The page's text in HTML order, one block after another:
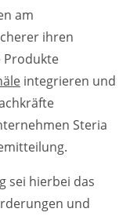
am
ihren
Produkte
integrieren und
Steria
sei hierbei das
und